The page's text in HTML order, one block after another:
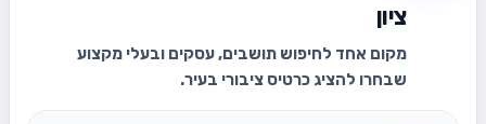
ציון
מקום אחד לחיפוש תושבים, עסקים ובעלי מקצוע
שבחרו להציג כרטיס ציבורי בעיר.